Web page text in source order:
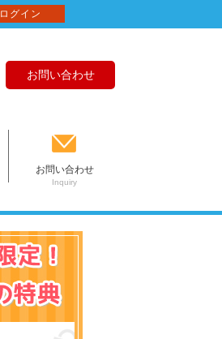
お問い合わせ
お問い合わせ
Inquiry
ログイン